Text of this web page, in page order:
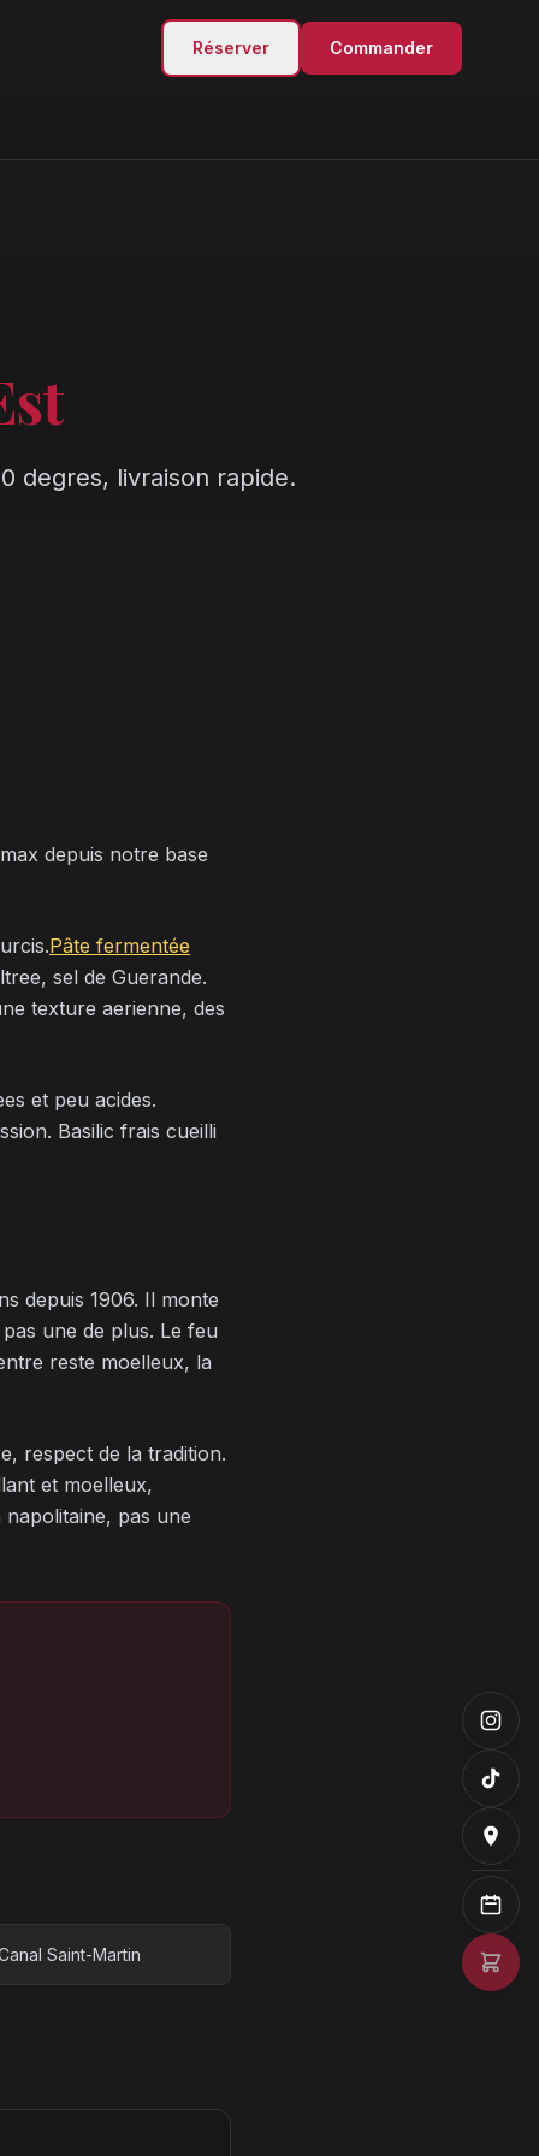
Réserver Commander
degres, livraison rapide.
depuis notre base
Pâte fermentée
sel de Guerande.
texture aerienne, des
et peu acides.
Basilic frais cueilli
depuis 1906. Il monte
une de plus. Le feu
reste moelleux, la
respect de la tradition.
et moelleux,
pas une
Saint-Martin